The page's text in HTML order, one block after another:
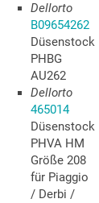
Dellorto
B09654262
Düsenstock
PHBG
AU262
Dellorto
465014
Düsenstock
PHVA HM
Größe 208
für Piaggio
/ Derbi /